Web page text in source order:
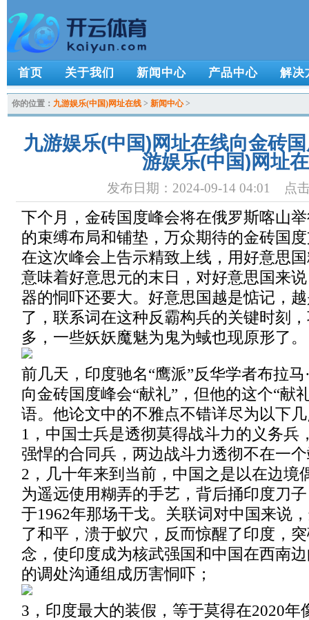
首页 关于我们 新闻中心 产品中心 解决
你的位置： 九游娱乐(中国)网址在线 > 新闻中心>
九游娱乐(中国)网址在线向金砖
游娱乐(中国)网址
发布日期：2024-09-14 04:01 点
下个月，金砖国度峰会将在俄罗斯喀山
的束缚布局和铺垫，万众期待的金砖国
在这次峰会上告示精致上线，用好意思
意味着好意思元的末日，对好意思国来
器的恫吓还要大。好意思国越是惦记，
了，联系词在这种反霸构兵的关键时刻
多，一些妖妖魔魅为鬼为蜮也现原形了。
前几天，印度驰名“鹰派”反华学者布拉
向金砖国度峰会“献礼”，但他的这个“献
语。他论文中的不雅点不错详尽为以下
1，中国士兵是透彻莫得战斗力的义务兵
强悍的合同兵，两边战斗力透彻不在一
2，几十年来到当前，中国之是以在边境
为遥远使用糊弄的手艺，背后捅印度刀
于1962年那场干戈。关联词对中国来说
了和平，溃于蚁穴，反而惊醒了印度，
念，使印度成为核武强国和中国在西南
的调处沟通组成历害恫吓；
3，印度最大的装假，等于莫得在2020年